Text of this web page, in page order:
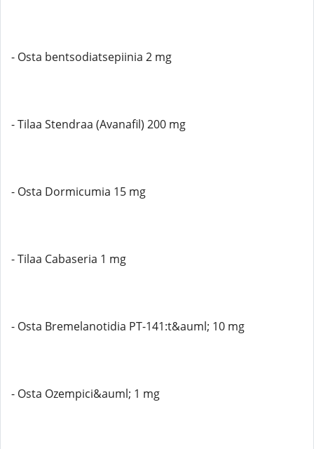
- Osta bentsodiatsepiinia 2 mg
- Tilaa Stendraa (Avanafil) 200 mg
- Osta Dormicumia 15 mg
- Tilaa Cabaseria 1 mg
- Osta Bremelanotidia PT-141:t&auml; 10 mg
- Osta Ozempici&auml; 1 mg